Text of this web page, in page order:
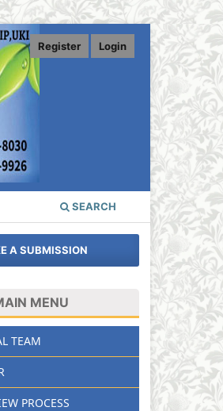
SEARCH
Register Login
A SUBMISSION
MENU
TEAM
PROCESS